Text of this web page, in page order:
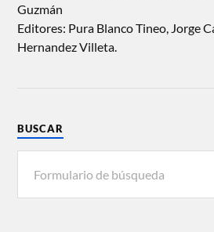
Guzmán
Editores: Pura Blanco Tineo, Jorge
Hernandez Villeta.
BUSCAR